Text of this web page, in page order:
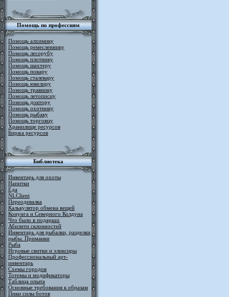
Помощь по профессиям
Помощь алхимику
Помощь ремесленнику
Помощь лесорубу
Помощь плотнику
Помощь шахтеру
Помощь повару
Помощь сталевару
Помощь ювелиру
Помощь травнику
Помощь летописцу
Помощь доктору
Помощь охотнику
Помощь рыбаку
Помощь торговцу
Хранилище ресурсов
Биржа ресурсов
Библиотека
Инвентарь для охоты
Напитки
Еда
NLClient
Переодевалка
Калькулятор обмена вещей
Конунга и Северного Колдуна
Что было в подарках
Абилити склонностей
Инвентарь для рыбалки, разделки
рыбы. Приманки
Рыба
Игровые свитки и эликсиры
Профессиональный арт-
инвентарь
Схемы городов
Тотемы и модификаторы
Таблица опыта
Основные требования к образам
Пики силы ботов